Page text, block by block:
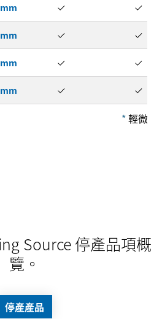
*輕微暗
Source 停產品項概
覽。
停產產品